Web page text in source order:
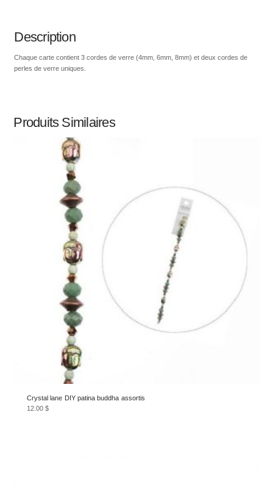
Description
Chaque carte contient 3 cordes de verre (4mm, 6mm, 8mm) et deux cordes de
perles de verre uniques.
Produits Similaires
Crystal lane DIY patina buddha assortis
12.00$